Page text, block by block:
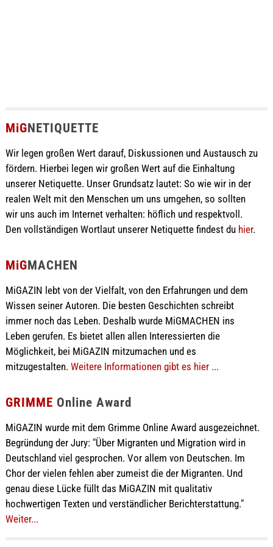
MiGNETIQUETTE
Wir legen großen Wert darauf, Diskussionen und Austausch zu
fördern. Hierbei legen wir großen Wert auf die Einhaltung
unserer Netiquette. Unser Grundsatz lautet: So wie wir in der
realen Welt mit den Menschen um uns umgehen, so sollten
wir uns auch im Internet verhalten: höflich und respektvoll.
Den vollständigen Wortlaut unserer Netiquette findest du hier.
MiGMACHEN
MiGAZIN lebt von der Vielfalt, von den Erfahrungen und dem
Wissen seiner Autoren. Die besten Geschichten schreibt
immer noch das Leben. Deshalb wurde MiGMACHEN ins
Leben gerufen. Es bietet allen allen Interessierten die
Möglichkeit, bei MiGAZIN mitzumachen und es
mitzugestalten. Weitere Informationen gibt es hier ...
GRIMME Online Award
MiGAZIN wurde mit dem Grimme Online Award ausgezeichnet.
Begründung der Jury: "Über Migranten und Migration wird in
Deutschland viel gesprochen. Vor allem von Deutschen. Im
Chor der vielen fehlen aber zumeist die der Migranten. Und
genau diese Lücke füllt das MiGAZIN mit qualitativ
hochwertigen Texten und verständlicher Berichterstattung."
Weiter...